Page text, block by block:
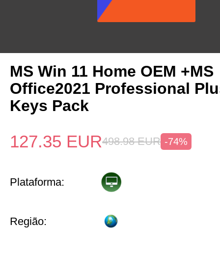
MS Win 11 Home OEM +MS
Office2021 Professional
Keys Pack
127.35 EUR498.98 EUR -74%
Plataforma:
Região: